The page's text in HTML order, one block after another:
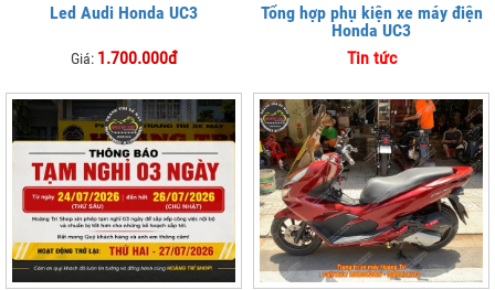
Led Audi Honda UC3
Giá: 1.700.000đ
Tổng hợp phụ kiện xe máy điện
Honda UC3
Tin tức